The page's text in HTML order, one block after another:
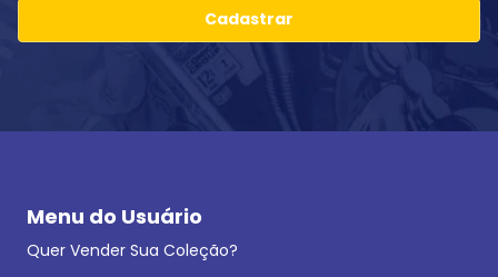
Cadastrar
Menu do Usuário
Quer Vender Sua Coleção?